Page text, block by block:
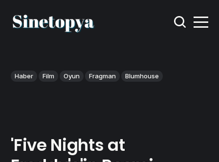
Haber Film Oyun Fragman Blumhouse
'Five Nights at